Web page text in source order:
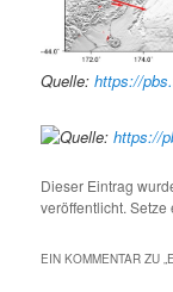
Quelle:https://
Quelle:https://
Dieser Eintrag
veröffentlicht.
EIN KOMMENTAR ZU „